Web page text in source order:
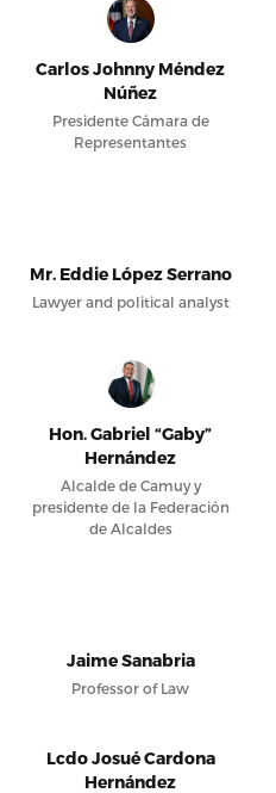
Carlos Johnny Méndez
Núñez
Presidente Cámara de
Representantes
Mr. Eddie López Serrano
Lawyer and political analyst
Hon. Gabriel “Gaby”
Hernández
Alcalde de Camuy y
presidente de la Federación
de Alcaldes
Jaime Sanabria
Professor of Law
Lcdo Josué Cardona
Hernández